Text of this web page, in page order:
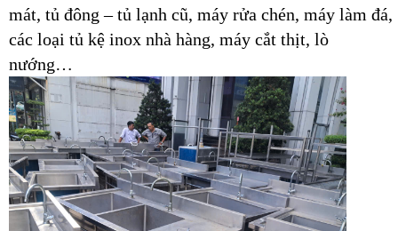
mát, tủ đông – tủ lạnh cũ, máy rửa chén, máy làm đá,
các loại tủ kệ inox nhà hàng, máy cắt thịt, lò
nướng…